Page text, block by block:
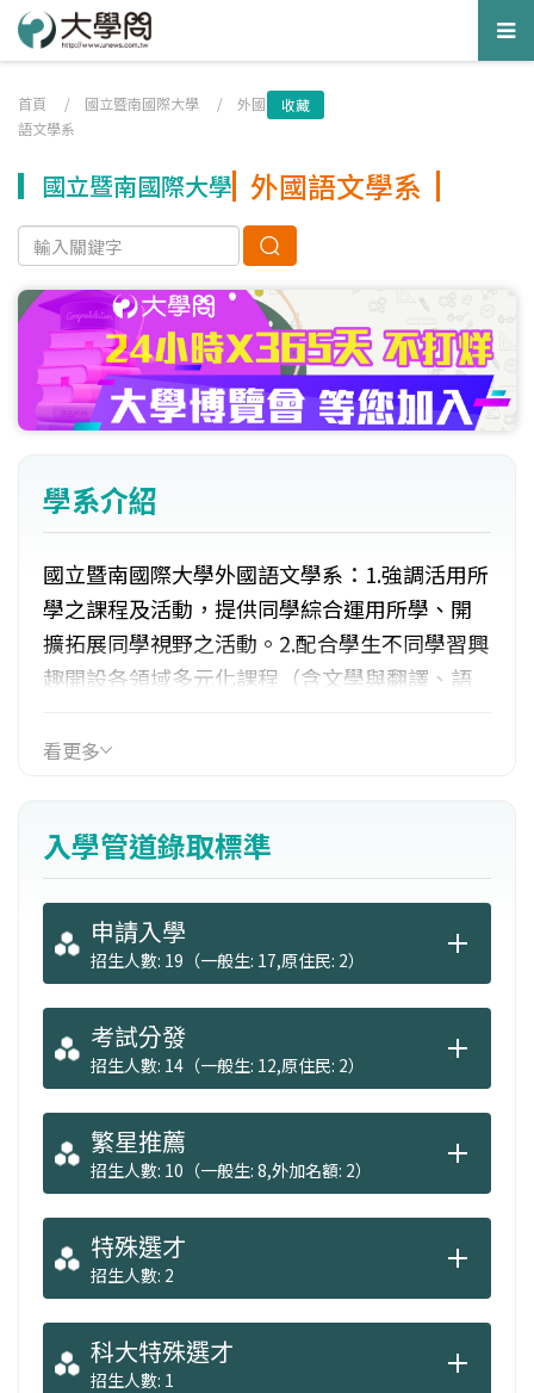
首頁 / 國立暨南國際大學 / 外國
語文學系
收藏
國立暨南國際大學 外國語文學系
學系介紹
國立暨南國際大學外國語文學系：1.強調活用所
學之課程及活動，提供同學綜合運用所學、開
擴拓展同學視野之活動。2.配合學生不同學習興
趣開設各領域多元化課程（含文學與翻譯、語
採小班制教學。為達最佳學習效果，作文課一
生自主自治、聯絡在校及畢業系友、多樣發揮
所學等功能。
看更多
入學管道錄取標準
申請入學
招生人數: 19（一般生: 17,原住民: 2）
考試分發
招生人數: 14（一般生: 12,原住民: 2）
繁星推薦
招生人數: 10（一般生: 8,外加名額: 2）
特殊選才
招生人數: 2
科大特殊選才
招生人數: 1